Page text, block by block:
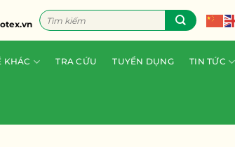
Tìm
kiếm:
KHÁC TRA CỨU TUYỂN DỤNG TIN TỨC